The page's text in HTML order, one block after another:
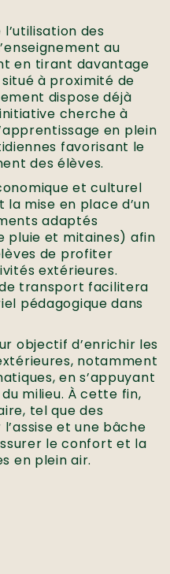
des
au
en tirant davantage
à proximité de
dispose déjà
cherche à
en plein
favorisant le
des élèves.
et culturel
mise en place d’un
adaptés
pluie et mitaines) afin
de profiter
extérieures.
de transport facilitera
pédagogique dans
objectif d’enrichir les
notamment
en s’appuyant
milieu. À cette fin,
tel que des
et une bâche
le confort et la
en plein air.